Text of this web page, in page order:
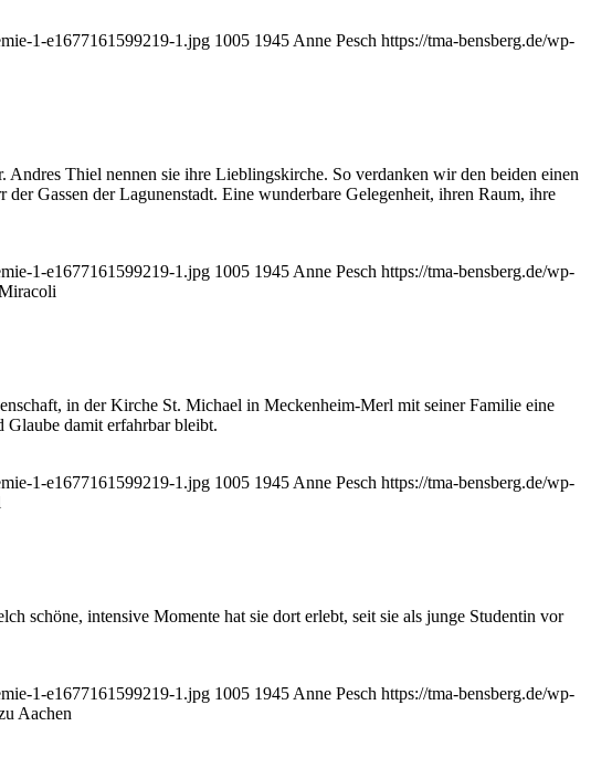
1-e1677161599219-1.jpg 1005 1945 Anne Pesch https://tma-bensberg.de/wp-
Thiel nennen sie ihre Lieblingskirche. So verdanken wir den beiden einen
Gassen der Lagunenstadt. Eine wunderbare Gelegenheit, ihren Raum, ihre
1-e1677161599219-1.jpg 1005 1945 Anne Pesch https://tma-bensberg.de/wp-
in der Kirche St. Michael in Meckenheim-Merl mit seiner Familie eine
Glaube damit erfahrbar bleibt.
1-e1677161599219-1.jpg 1005 1945 Anne Pesch https://tma-bensberg.de/wp-
schöne, intensive Momente hat sie dort erlebt, seit sie als junge Studentin vor
1-e1677161599219-1.jpg 1005 1945 Anne Pesch https://tma-bensberg.de/wp-
Aachen